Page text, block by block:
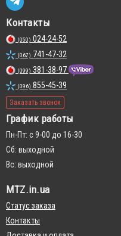
Контакты
(050) 024-24-52
(067) 741-47-32
(099) 381-38-97
(096) 855-45-39
Заказать звонок
График работы
Пн-Пт: с 9-00 до 16-30
Сб: выходной
Вс: выходной
MTZ.in.ua
Статус заказа
Контакты